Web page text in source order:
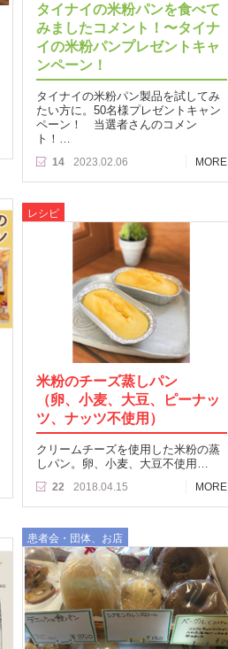
タイナイの米粉パンを食べて
みましたコメント！〜タイナ
イの米粉パンプレゼントキャ
ンペーン！
タイナイの米粉パン製品を試してみ
たい方に。50名様プレゼントキャン
ペーン！ 当選者さんのコメン
ト！…
14 2023.02.06 MORE
レシピ
米粉のチーズ蒸しパン
（卵、小麦、大豆、ピーナッ
ツ、ナッツ不使用）
クリームチーズを使用した米粉の蒸
しパン。卵、小麦、大豆不使用…
22 2018.04.15
MORE
患者会・団体、お店